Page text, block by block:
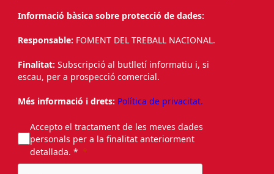
Informació bàsica sobre protecció de dades:
Responsable: FOMENT DEL TREBALL NACIONAL.
Finalitat: Subscripció al butlletí informatiu i, si
escau, per a prospecció comercial.
Més informació i drets: Política de privacitat.
Accepto el tractament de les meves dades
personals per a la finalitat anteriorment
detallada. *